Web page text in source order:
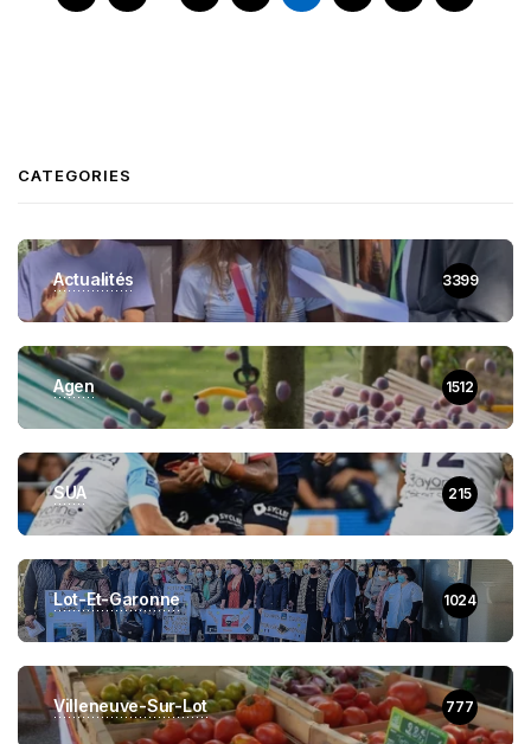
CATEGORIES
Actualités 3399
Agen 1512
SUA 215
Lot-Et-Garonne 1024
Villeneuve-Sur-Lot 777